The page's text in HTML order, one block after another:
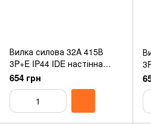
Вилка силова 32A 415В
3P+E IP44 IDE настінна
Червоний (03125)
654 грн